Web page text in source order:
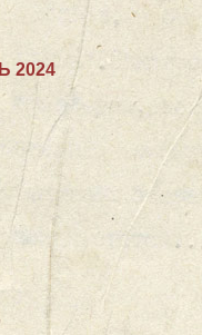
2024